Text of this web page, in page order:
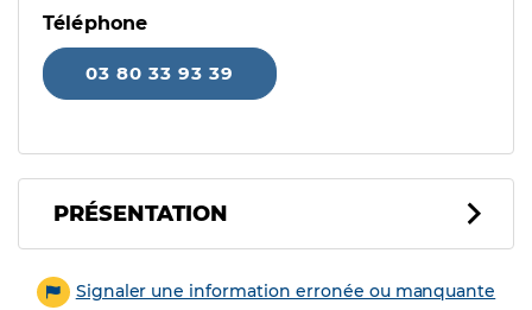
Téléphone
03 80 33 93 39
PRÉSENTATION
Signaler une information erronée ou manquante